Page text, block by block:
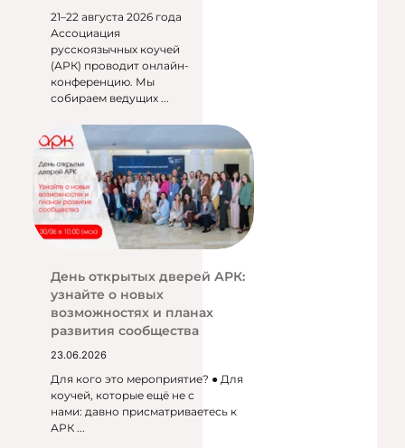
21–22 августа 2026 года
Ассоциация
русскоязычных коучей
(АРК) проводит онлайн-
конференцию. Мы
собираем ведущих ...
День открытых дверей АРК:
узнайте о новых
возможностях и планах
развития сообщества
23.06.2026
Для кого это мероприятие? ● Для
коучей, которые ещё не с
нами: давно присматриваетесь к
АРК ...